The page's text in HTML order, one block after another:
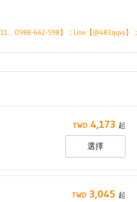
、0988-662-598】；Line【@483zjqvy】；
4,173
選擇
3,045